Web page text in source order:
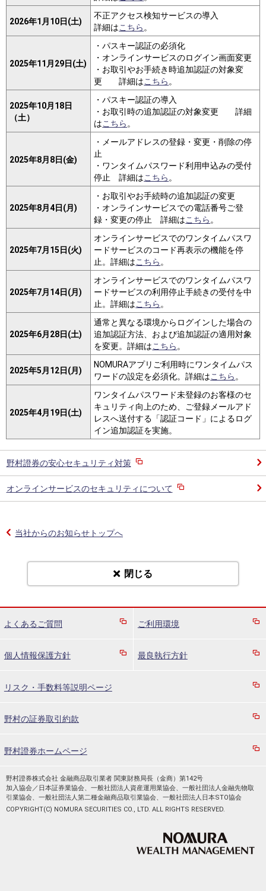
2026年1月10日(土)
不正アクセス検知サービスの導入
詳細はこちら 。
2025年11月29日(土)
・パスキー認証の必須化
・オンラインサービスのログイン画面変更
・お取引やお手続き時追加認証の対象変
更 詳細はこちら 。
2025年10月18日
（土）
・パスキー認証の導入
・お取引時の追加認証の対象変更 詳細
はこちら 。
2025年8月8日(金)
・メールアドレスの登録・変更・削除の停
止
・ワンタイムパスワード利用申込みの受付
停止 詳細はこちら 。
2025年8月4日(月)
・お取引やお手続時の追加認証の変更
・オンラインサービスでの電話番号ご登
録・変更の停止 詳細はこちら 。
2025年7月15日(火)
オンラインサービスでのワンタイムパスワ
ードサービスのコード再表示の機能を停
止。詳細はこちら 。
2025年7月14日(月)
オンラインサービスでのワンタイムパスワ
ードサービスの利用停止手続きの受付を中
止。詳細はこちら 。
2025年6月28日(土)
通常と異なる環境からログインした場合の
追加認証方法、および追加認証の適用対象
を変更。詳細はこちら 。
2025年5月12日(月)
NOMURAアプリご利用時にワンタイムパス
ワードの設定を必須化。詳細はこちら 。
2025年4月19日(土)
ワンタイムパスワード未登録のお客様のセ
キュリティ向上のため、ご登録メールアド
レスへ送付する「認証コード」によるログ
イン追加認証を実施。
野村證券の安心セキュリティ対策
オンラインサービスのセキュリティについて
当社からのお知らせトップへ
閉じる
よくあるご質問 ご利用環境
個人情報保護方針 最良執行方針
リスク・手数料等説明ページ
野村の証券取引約款
野村證券ホームページ
野村證券株式会社 金融商品取引業者 関東財務局長（金商）第142号
加入協会／日本証券業協会、一般社団法人資産運用業協会、一般社団法人金融先物取
引業協会、一般社団法人第二種金融商品取引業協会、一般社団法人日本STO協会
COPYRIGHT(C) NOMURA SECURITIES CO., LTD. ALL RIGHTS RESERVED.